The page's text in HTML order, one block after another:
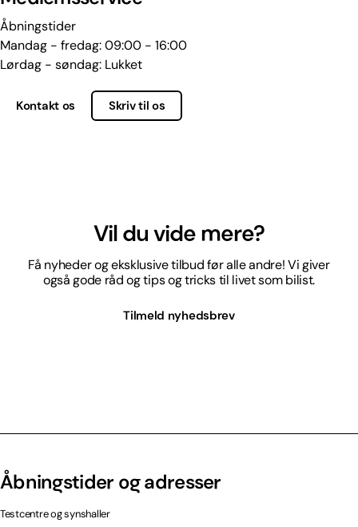
Åbningstider
Mandag - fredag: 09:00 - 16:00
Lørdag - søndag: Lukket
Kontakt os Skriv til os
Vil du vide mere?
Få nyheder og eksklusive tilbud før alle andre! Vi giver
også gode råd og tips og tricks til livet som bilist.
Tilmeld nyhedsbrev
Åbningstider og adresser
Testcentre og synshaller